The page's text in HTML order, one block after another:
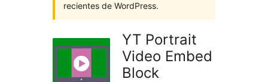
recientes de WordPress.
YT Portrait
Video Embed
Block